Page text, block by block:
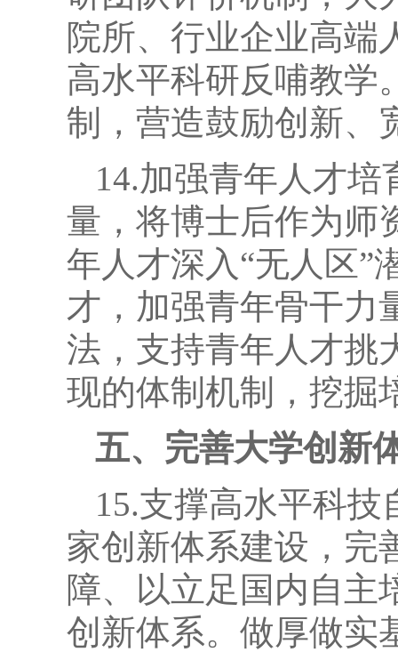
院所、行业企业高端
高水平科研反哺教学
制，营造鼓励创新、
14.加强青年人才
量，将博士后作为师
年人才深入“无人区”
才，加强青年骨干力
法，支持青年人才挑
现的体制机制，挖掘
五、完善大学创新
15.支撑高水平科
家创新体系建设，完
障、以立足国内自主
创新体系。做厚做实